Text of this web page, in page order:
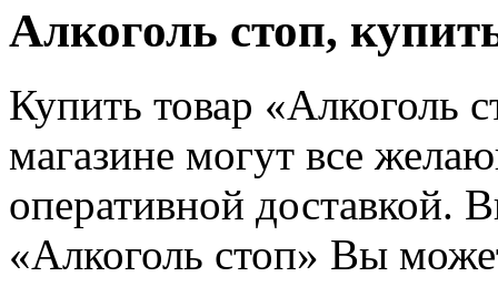
Алкоголь стоп,
Купить товар «Алкоголь
магазине могут все
оперативной доставкой.
«Алкоголь стоп» Вы